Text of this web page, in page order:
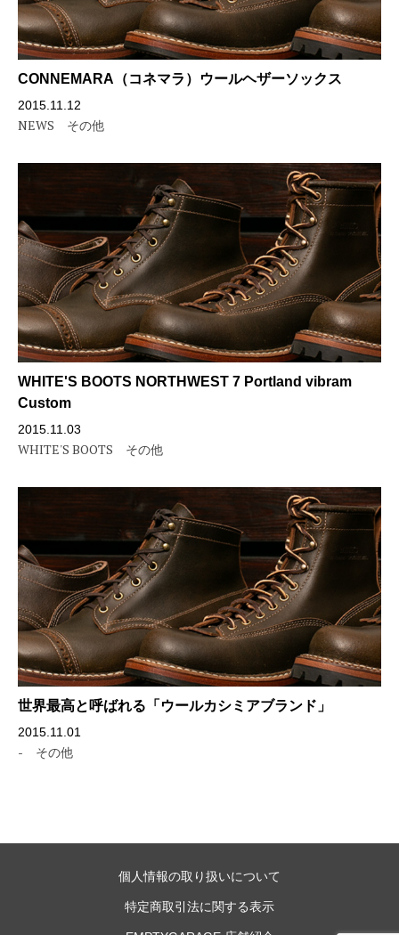
CONNEMARA（コネマラ）ウールヘザーソックス
2015.11.12
NEWS その他
WHITE'S BOOTS NORTHWEST 7 Portland vibram
Custom
2015.11.03
WHITE'S BOOTS その他
世界最高と呼ばれる「ウールカシミアブランド」
2015.11.01
- その他
個人情報の取り扱いについて
特定商取引法に関する表示